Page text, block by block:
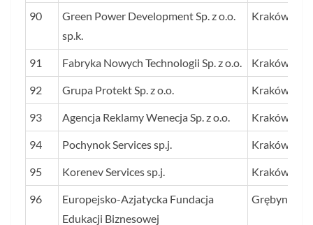
90
Green Power Development Sp. z o.o.
sp.k.
Kraków
91 Fabryka Nowych Technologii Sp. z o.o. Kraków
92 Grupa Protekt Sp. z o.o. Kraków
93 Agencja Reklamy Wenecja Sp. z o.o. Kraków
94 Pochynok Services sp.j. Kraków
95 Korenev Services sp.j. Kraków
96
Europejsko-Azjatycka Fundacja
Edukacji Biznesowej
Grębynice